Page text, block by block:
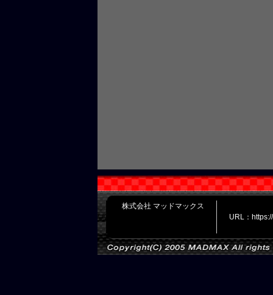
株式会社 マッドマックス
URL：